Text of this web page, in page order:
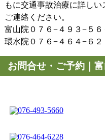
もに交通事故治療に詳し
ご連絡ください。
富山院０７６−４９３−５６
環水院０７６−４６４−６２
お問合せ・ご予約｜